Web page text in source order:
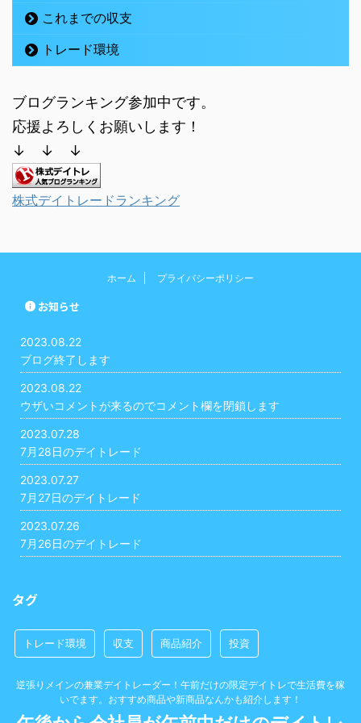
これまでの収支
トレード環境
ブログランキング参加中です。
応援よろしくお願いします！
↓ ↓ ↓
株式デイトレードランキング
ホーム プライバシーポリシー
お知らせ
2023.08.22
ブログ終了します
2023.08.22
ウザいコメントが来るのでコメント欄を閉鎖します
2023.07.28
7月28日のデイトレード
2023.07.27
7月27日のデイトレード
2023.07.26
7月26日のデイトレード
タグ
トレード環境 収支 商品紹介 投資
逆張りメインの兼業デイトレーダー！午前だけの限定デイトレで生活費を稼
いでます。おすすめ商品や新商品なんかも紹介します！